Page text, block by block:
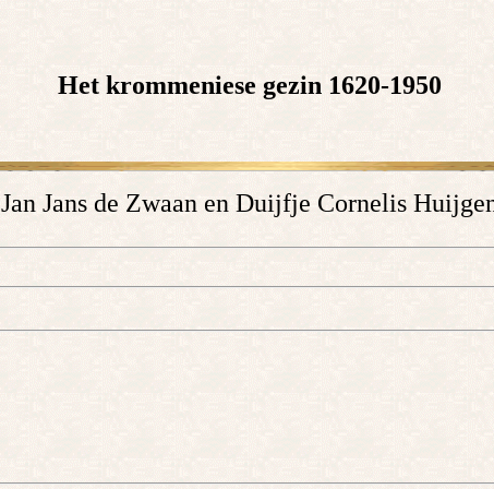
Het krommeniese gezin 1620-1950
Jan Jans de Zwaan en Duijfje Cornelis